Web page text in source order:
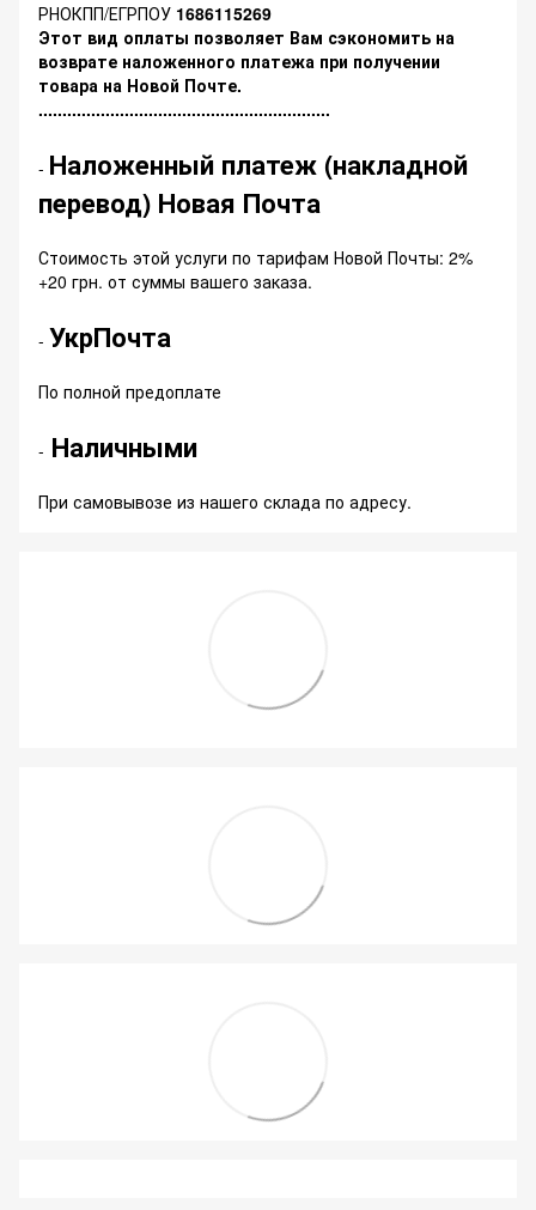
РНОКПП/ЕГРПОУ 1686115269
Этот вид оплаты позволяет Вам сэкономить на
возврате наложенного платежа при получении
товара на Новой Почте.
.............................................................
- Наложенный платеж (накладной
перевод) Новая Почта
Стоимость этой услуги по тарифам Новой Почты: 2%
+20 грн. от суммы вашего заказа.
- УкрПочта
По полной предоплате
- Наличными
При самовывозе из нашего склада по адресу.